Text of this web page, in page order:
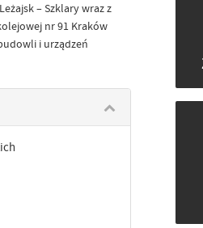
– Szklary wraz z
nr 91 Kraków
i urządzeń